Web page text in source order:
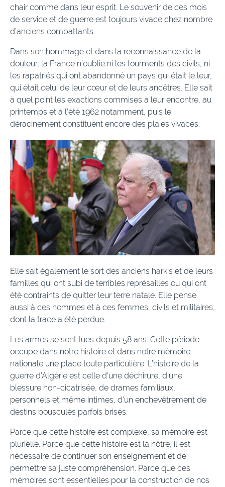
chair comme dans leur esprit. Le souvenir de ces mois
de service et de guerre est toujours vivace chez nombre
d’anciens combattants.
Dans son hommage et dans la reconnaissance de la
douleur, la France n’oublie ni les tourments des civils, ni
les rapatriés qui ont abandonné un pays qui était le leur,
qui était celui de leur cœur et de leurs ancêtres. Elle sait
à quel point les exactions commises à leur encontre, au
printemps et à l’été 1962 notamment, puis le
déracinement constituent encore des plaies vivaces.
Elle sait également le sort des anciens harkis et de leurs
familles qui ont subi de terribles représailles ou qui ont
été contraints de quitter leur terre natale. Elle pense
aussi à ces hommes et à ces femmes, civils et militaires,
dont la trace a été perdue.
Les armes se sont tues depuis 58 ans. Cette période
occupe dans notre histoire et dans notre mémoire
nationale une place toute particulière. L’histoire de la
guerre d’Algérie est celle d’une déchirure, d’une
blessure non-cicatrisée, de drames familiaux,
personnels et même intimes, d’un enchevêtrement de
destins bousculés parfois brisés.
Parce que cette histoire est complexe, sa mémoire est
plurielle. Parce que cette histoire est la nôtre, il est
nécessaire de continuer son enseignement et de
permettre sa juste compréhension. Parce que ces
mémoires sont essentielles pour la construction de nos